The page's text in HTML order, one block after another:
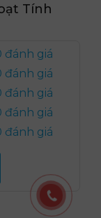
Tính
đánh giá
đánh giá
đánh giá
đánh giá
đánh giá